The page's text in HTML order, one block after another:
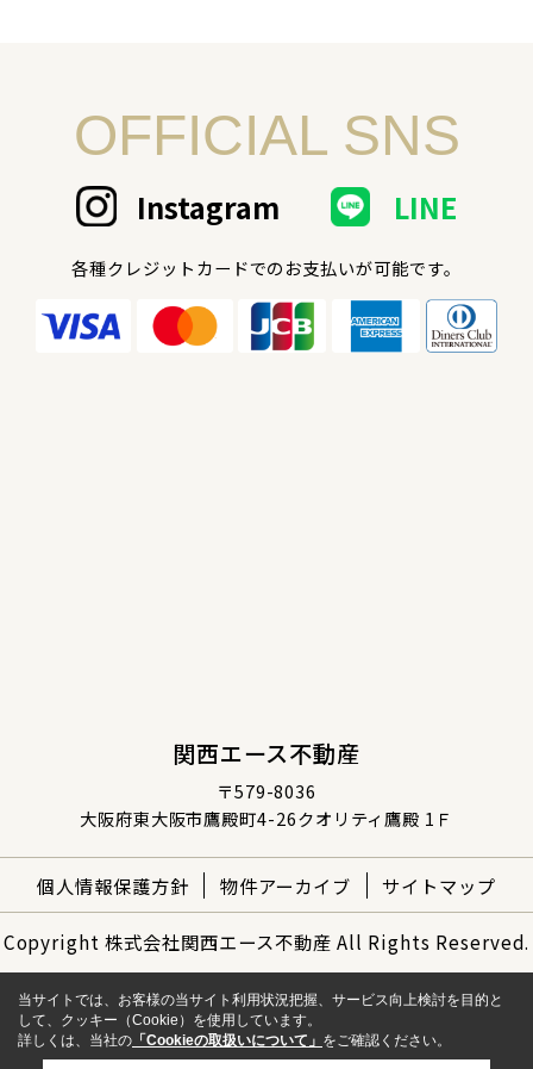
OFFICIAL SNS
Instagram LINE
各種クレジットカードでのお支払いが可能です。
関西エース不動産
〒579-8036
大阪府東大阪市鷹殿町4-26クオリティ鷹殿 1Ｆ
個人情報保護方針 物件アーカイブ サイトマップ
Copyright 株式会社関西エース不動産 All Rights Reserved.
当サイトでは、お客様の当サイト利用状況把握、サービス向上検討を目的と
して、クッキー（Cookie）を使用しています。
詳しくは、当社の 「Cookieの取扱いについて」 をご確認ください。